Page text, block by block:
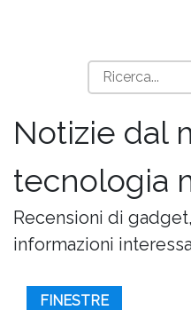
Notizie dal
tecnologia
Recensioni di
informazioni
FINESTRE